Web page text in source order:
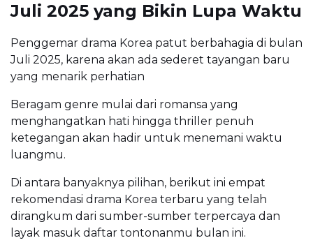
Juli 2025 yang Bikin Lupa Waktu
Penggemar drama Korea patut berbahagia di bulan
Juli 2025, karena akan ada sederet tayangan baru
yang menarik perhatian
Beragam genre mulai dari romansa yang
menghangatkan hati hingga thriller penuh
ketegangan akan hadir untuk menemani waktu
luangmu.
Di antara banyaknya pilihan, berikut ini empat
rekomendasi drama Korea terbaru yang telah
dirangkum dari sumber-sumber terpercaya dan
layak masuk daftar tontonanmu bulan ini.